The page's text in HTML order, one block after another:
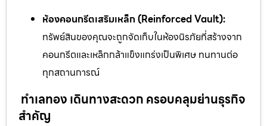
ห้องคอนกรีตเสริมเหล็ก (Reinforced Vault):
ทรัพย์สินของคุณจะถูกจัดเก็บในห้องนิรภัยที่สร้างจาก
คอนกรีตและเหล็กกล้าแข็งแกร่งเป็นพิเศษ ทนทานต่อ
ทุกสถานการณ์
ทำเลทอง เดินทางสะดวก ครอบคลุมย่านธุรกิจ
สำคัญ